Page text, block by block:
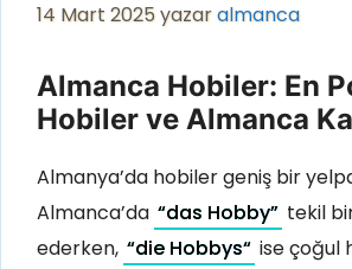
14 Mart 2025yazaralmanca
Almanca Hobiler: En
Hobiler ve Almanca
Almanya’da hobiler geniş bir
Almanca’da “das Hobby” tekil
ederken, “die Hobbys“ ise çoğul